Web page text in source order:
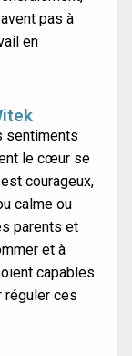
pas à
en
sentiments
le cœur se
courageux,
calme ou
parents et
et à
capables
réguler ces